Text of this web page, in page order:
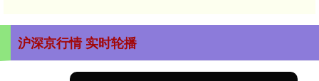
沪深京行情 实时轮播